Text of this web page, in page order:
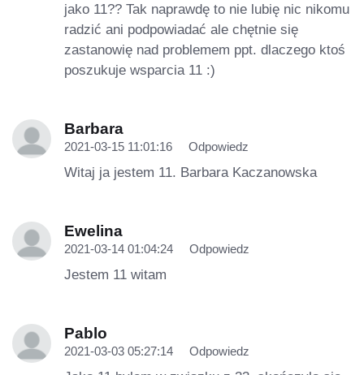
jako 11?? Tak naprawdę to nie lubię nic nikomu
radzić ani podpowiadać ale chętnie się
zastanowię nad problemem ppt. dlaczego ktoś
poszukuje wsparcia 11 :)
Barbara
2021-03-15 11:01:16 Odpowiedz
Witaj ja jestem 11. Barbara Kaczanowska
Ewelina
2021-03-14 01:04:24 Odpowiedz
Jestem 11 witam
Pablo
2021-03-03 05:27:14 Odpowiedz